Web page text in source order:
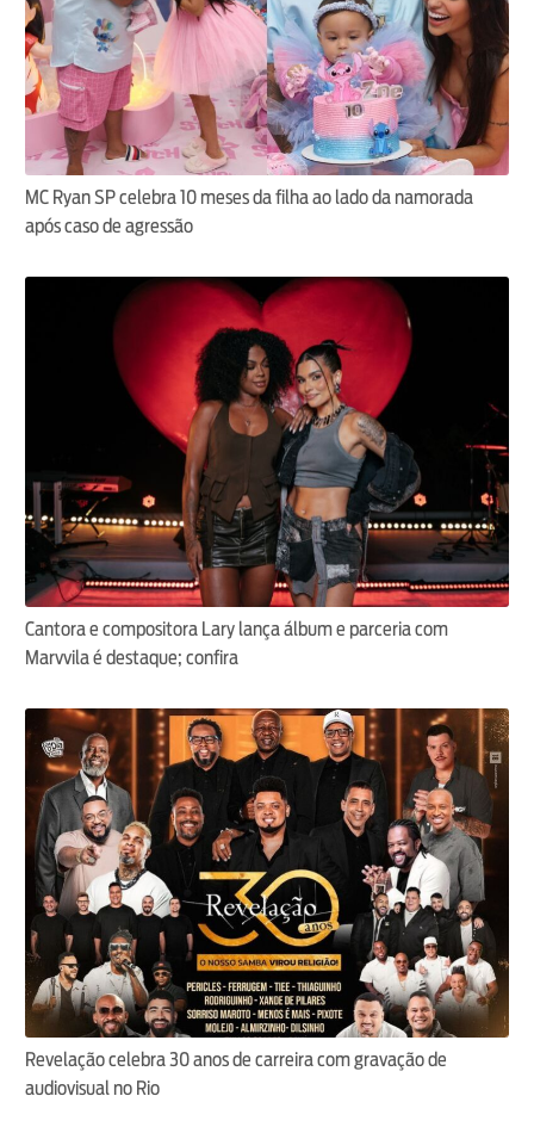
MC Ryan SP celebra 10 meses da filha ao lado da namorada
após caso de agressão
Cantora e compositora Lary lança álbum e parceria com
Marvvila é destaque; confira
Revelação celebra 30 anos de carreira com gravação de
audiovisual no Rio